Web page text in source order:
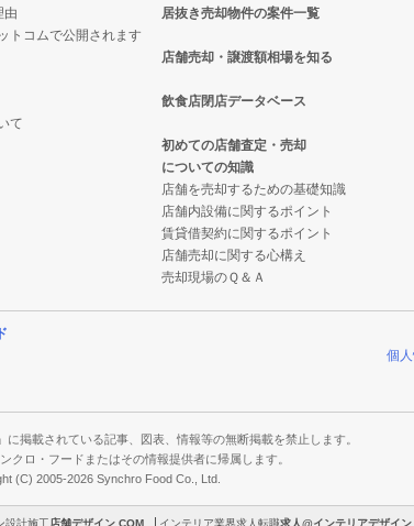
由
トコムで公開されます
て
居抜き売却物件の案件一覧
店舗売却・譲渡額相場を知る
飲食店閉店データベース
初めての店舗査定・売却
についての知識
店舗を売却するための基礎知識
店舗内設備に関するポイント
賃貸借契約に関するポイント
店舗売却に関する心構え
売却現場のＱ＆Ａ
個
に掲載されている記事、図表、情報等の無断掲載を禁止します。
クロ・フードまたはその情報提供者に帰属します。
(C) 2005-2026 Synchro Food Co., Ltd.